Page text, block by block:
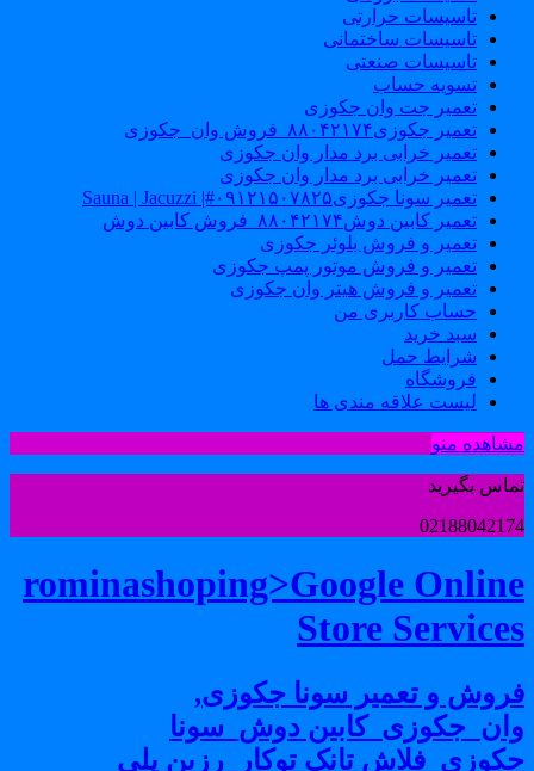
تاسیسات حرارتی
تاسیسات ساختمانی
تاسیسات صنعتی
تسویه حساب
تعمیر جت وان جکوزی
تعمیر جکوزی۸۸۰۴۲۱۷۴_فروش وان_جکوزی
تعمیر خرابی برد مدار وان جکوزی
تعمیر خرابی برد مدار وان جکوزی
تعمیر سونا جکوزی۰۹۱۲۱۵۰۷۸۲۵#| Sauna | Jacuzzi
تعمیر کابین دوش۸۸۰۴۲۱۷۴_فروش کابین دوش
تعمیر و فروش بلوئر جکوزی
تعمیر و فروش موتور پمپ جکوزی
تعمیر و فروش هیتر وان جکوزی
حساب کاربری من
سبد خرید
شرایط حمل
فروشگاه
لیست علاقه مندی ها
منو
بگیرید
rominashoping>Google
Store
و تعمیر سونا جکوزی,
دوش_سونا
تانک توکار_رزین پلی